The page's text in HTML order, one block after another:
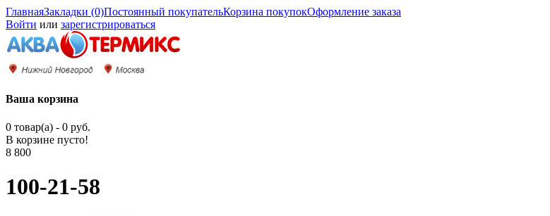
ГлавнаяЗакладки (0)Постоянный покупательКорзина покупокОформление заказа
Войти или зарегистрироваться
Ваша корзина
0 товар(а) - 0 руб.
В корзине пусто!
8 800
100-21-58